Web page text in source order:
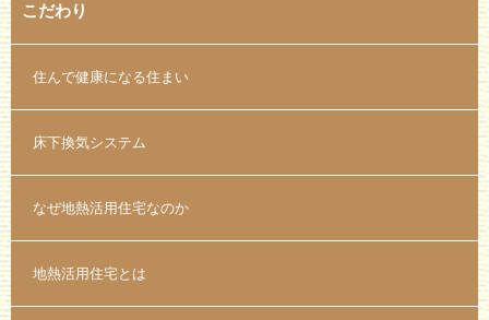
こだわり
住んで健康になる住まい
床下換気システム
なぜ地熱活用住宅なのか
地熱活用住宅とは